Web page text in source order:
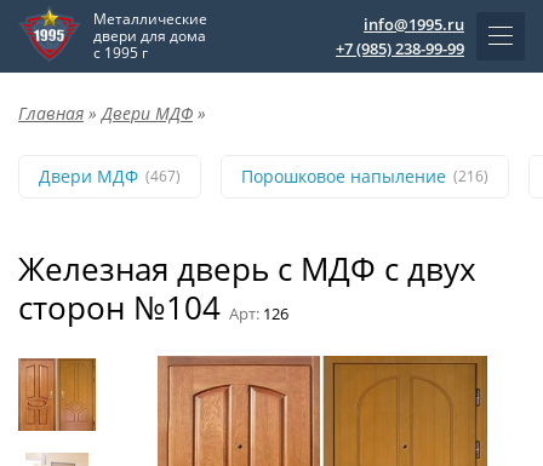
Металлические
двери для дома
с 1995 г
info@1995.ru
+7 (985) 238-99-99
Главная » Двери МДФ »
Двери МДФ (467) Порошковое напыление (216)
Железная дверь с МДФ с двух
сторон №104 Арт: 126